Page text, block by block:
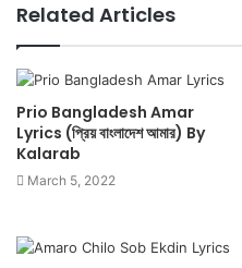
Related Articles
Prio Bangladesh Amar
Lyrics (প্রিয় বাংলাদেশ আমার) By
Kalarab
March 5, 2022